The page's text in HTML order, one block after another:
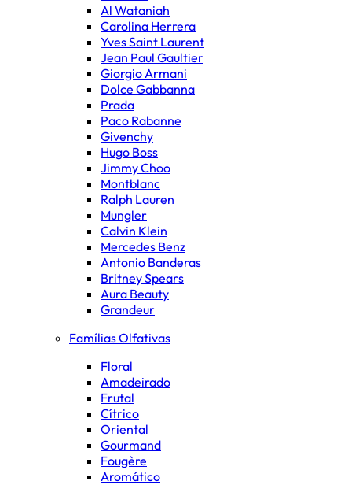
Al Wataniah
Carolina Herrera
Yves Saint Laurent
Jean Paul Gaultier
Giorgio Armani
Dolce Gabbanna
Prada
Paco Rabanne
Givenchy
Hugo Boss
Jimmy Choo
Montblanc
Ralph Lauren
Mungler
Calvin Klein
Mercedes Benz
Antonio Banderas
Britney Spears
Aura Beauty
Grandeur
Famílias Olfativas
Floral
Amadeirado
Frutal
Cítrico
Oriental
Gourmand
Fougère
Aromático